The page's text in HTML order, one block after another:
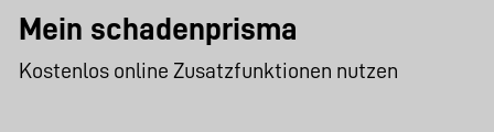
Mein schadenprisma
Kostenlos online Zusatzfunktionen nutzen